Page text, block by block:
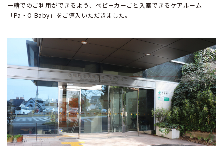
一緒でのご利用ができるよう、ベビーカーごと入室できるケアルーム
「Pa・O Baby」をご導入いただきました。